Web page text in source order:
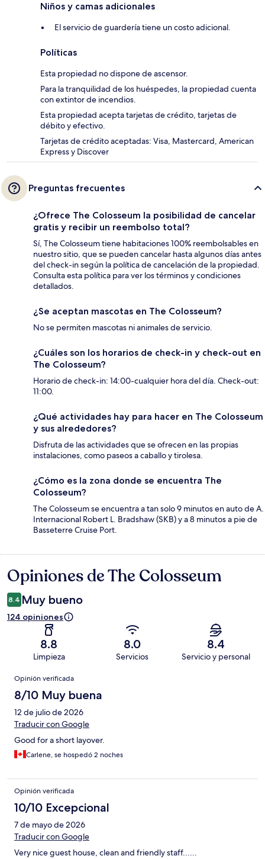
Niños y camas adicionales
El servicio de guardería tiene un costo adicional.
Políticas
Esta propiedad no dispone de ascensor.
Para la tranquilidad de los huéspedes, la propiedad cuenta
con extintor de incendios.
Esta propiedad acepta tarjetas de crédito, tarjetas de
débito y efectivo.
Tarjetas de crédito aceptadas: Visa, Mastercard, American
Express y Discover
Preguntas frecuentes
¿Ofrece The Colosseum la posibilidad de cancelar
gratis y recibir un reembolso total?
Sí, The Colosseum tiene habitaciones 100% reembolsables en
nuestro sitio, que se pueden cancelar hasta algunos días antes
del check-in según la política de cancelación de la propiedad.
Consulta esta política para ver los términos y condiciones
detallados.
¿Se aceptan mascotas en The Colosseum?
No se permiten mascotas ni animales de servicio.
¿Cuáles son los horarios de check-in y check-out en
The Colosseum?
Horario de check-in: 14:00-cualquier hora del día. Check-out:
11:00.
¿Qué actividades hay para hacer en The Colosseum
y sus alrededores?
Disfruta de las actividades que se ofrecen en las propias
instalaciones, como paseos a caballo y tirolesa.
¿Cómo es la zona donde se encuentra The
Colosseum?
The Colosseum se encuentra a tan solo 9 minutos en auto de A.
Internacional Robert L. Bradshaw (SKB) y a 8 minutos a pie de
Basseterre Cruise Port.
Opiniones
Opiniones de The Colosseum
8.4 Muy bueno
124 opiniones
8.8
Limpieza
8.0
Servicios
8.4
Servicio y personal
Opiniones
Opinión verificada
8/10 Muy buena
12 de julio de 2026
Traducir con Google
Good for a short layover.
Carlene, se hospedó 2 noches
Opinión verificada
10/10 Excepcional
7 de mayo de 2026
Traducir con Google
Very nice guest house, clean and friendly staff......